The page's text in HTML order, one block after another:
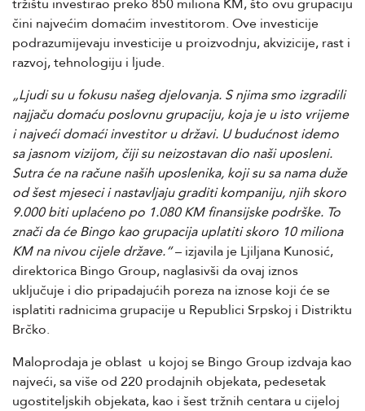
tržištu investirao preko 850 miliona KM, što ovu grupaciju
čini najvećim domaćim investitorom. Ove investicije
podrazumijevaju investicije u proizvodnju, akvizicije, rast i
razvoj, tehnologiju i ljude.
„Ljudi su u fokusu našeg djelovanja. S njima smo izgradili
najjaču domaću poslovnu grupaciju, koja je u isto vrijeme
i najveći domaći investitor u državi. U budućnost idemo
sa jasnom vizijom, čiji su neizostavan dio naši uposleni.
Sutra će na račune naših uposlenika, koji su sa nama duže
od šest mjeseci i nastavljaju graditi kompaniju, njih skoro
9.000 biti uplaćeno po 1.080 KM finansijske podrške. To
znači da će Bingo kao grupacija uplatiti skoro 10 miliona
KM na nivou cijele države.“– izjavila je Ljiljana Kunosić,
direktorica Bingo Group, naglasivši da ovaj iznos
uključuje i dio pripadajućih poreza na iznose koji će se
isplatiti radnicima grupacije u Republici Srpskoj i Distriktu
Brčko.
Maloprodaja je oblast u kojoj se Bingo Group izdvaja kao
najveći, sa više od 220 prodajnih objekata, pedesetak
ugostiteljskih objekata, kao i šest tržnih centara u cijeloj